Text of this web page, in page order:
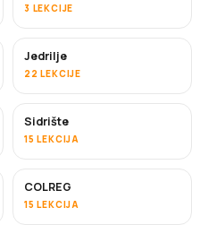
3 LEKCIJE
Jedrilje
22 LEKCIJE
Sidrište
15 LEKCIJA
COLREG
15 LEKCIJA